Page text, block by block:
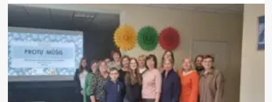
about
Lėlės,
kurios
sujungia
bendruomenę